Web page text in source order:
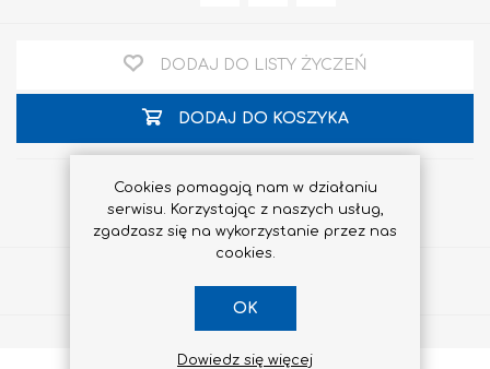
DODAJ DO LISTY ŻYCZEŃ
DODAJ DO KOSZYKA
Cookies pomagają nam w działaniu
serwisu. Korzystając z naszych usług,
zgadzasz się na wykorzystanie przez nas
cookies.
OK
Dowiedz się więcej